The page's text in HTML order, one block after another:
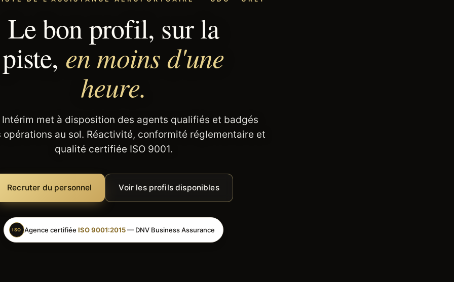
Le bon profil, sur la
piste, en moins d'une
heure.
Intérim met à disposition des agents qualifiés et badgés
opérations au sol. Réactivité, conformité réglementaire et
qualité certifiée ISO 9001.
Recruter du personnel Voir les profils disponibles
ISO Agence certifiée ISO 9001:2015— DNV Business Assurance